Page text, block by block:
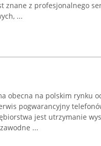
znane z profesjonalnego
...
obecna na polskim rynku
pogwarancyjny
jest utrzymanie
...